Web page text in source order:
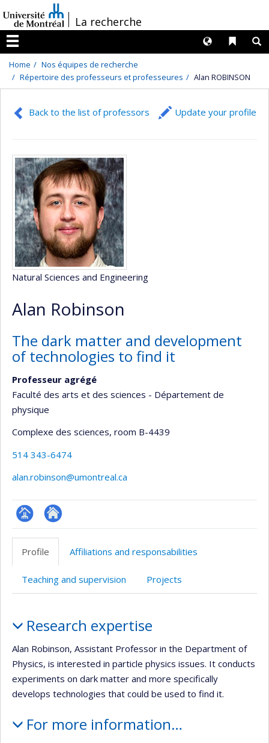
au
contenu
/La recherche
Menu
Liens
Langues
Home
Nos équipes de recherche
Répertoire des professeurs et professeures
Alan ROBINSON
Back to the list of professors Update your profile
Natural Sciences and Engineering
Alan Robinson
The dark matter and development
of technologies to find it
Professeur agrégé
Faculté des arts et des sciences - Département de
physique
Complexe des sciences, room B-4439
514 343-6474
alan.robinson@umontreal.ca
Page
professionnelle
Site
l’unité
de
Profile Affiliations and responsabilities
Teaching and supervision Projects
Research expertise
Alan Robinson, Assistant Professor in the Department of
Physics, is interested in particle physics issues. It conducts
experiments on dark matter and more specifically
develops technologies that could be used to find it.
For more information…